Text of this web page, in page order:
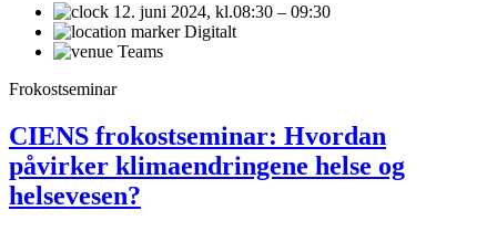
12. juni 2024, kl.08:30 – 09:30
Digitalt
Teams
Frokostseminar
CIENS frokostseminar: Hvordan
påvirker klimaendringene helse og
helsevesen?